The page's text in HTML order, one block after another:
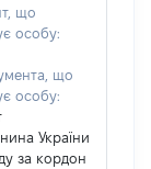
що
особу:
що
особу:
України
за кордон